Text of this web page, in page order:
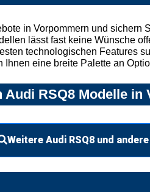
in Vorpommern und sichern
lässt fast keine Wünsche
technologischen Features
eine breite Palette an
RSQ8 Modelle
Weitere Audi RSQ8 und